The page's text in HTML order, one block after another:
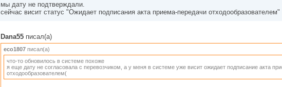
мы дату не подтверждали.
сейчас висит статус "Ожидает подписания акта приема-передачи отходообразователем"
Dana55 писал(а)
eco1807 писал(а)
что-то обновилось в системе похоже
я еще дату не согласовала с перевозчиком, а у меня в системе уже висит ожидает подписание акта
отходообразователем(